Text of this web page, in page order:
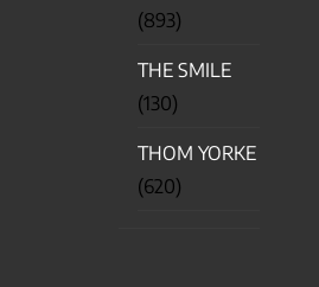
(893)
THE SMILE
(130)
THOM YORKE
(620)